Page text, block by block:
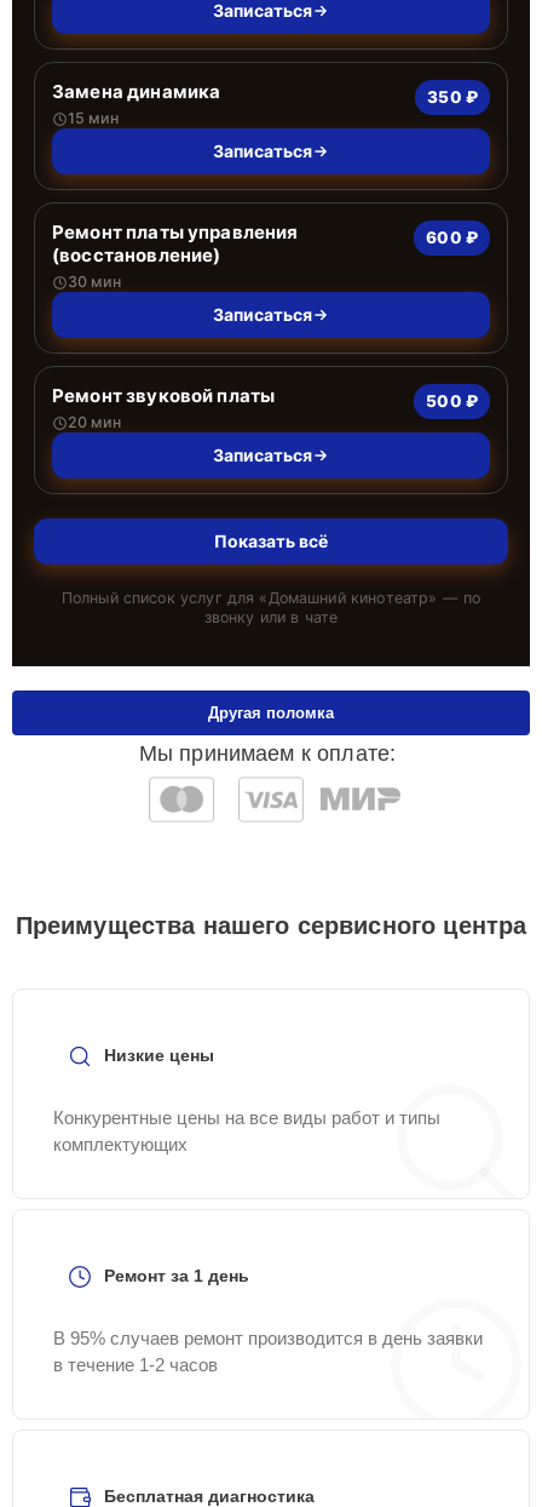
Записаться
Замена динамика
15 мин
350 ₽
Записаться
Ремонт платы управления
(восстановление)
30 мин
600 ₽
Записаться
Ремонт звуковой платы
20 мин
500 ₽
Записаться
Показать всё
Полный список услуг для «Домашний кинотеатр» — по
звонку или в чате
Мы принимаем к оплате:
Другая поломка
Преимущества нашего сервисного центра
Низкие цены
Конкурентные цены на все виды работ и типы
комплектующих
Ремонт за 1 день
В 95% случаев ремонт производится в день заявки
в течение 1-2 часов
Бесплатная диагностика